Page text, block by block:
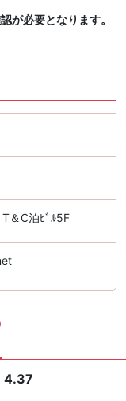
が必要となります。
＆C泊ﾋﾞﾙ5F
4.37